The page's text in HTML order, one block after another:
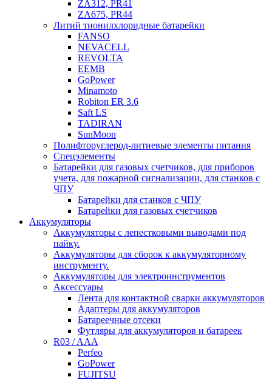
ZA312, PR41
ZA675, PR44
Литий тионилхлоридные батарейки
FANSO
NEVACELL
REVOLTA
EEMB
GoPower
Minamoto
Robiton ER 3.6
Saft LS
TADIRAN
SunMoon
Полифторуглерод-литиевые элементы питания
Спецэлементы
Батарейки для газовых счетчиков, для приборов
учета, для пожарной сигнализации, для станков с
ЧПУ
Батарейки для станков с ЧПУ
Батарейки для газовых счетчиков
Аккумуляторы
Аккумуляторы с лепестковыми выводами под
пайку.
Аккумуляторы для сборок к аккумуляторному
инструменту.
Аккумуляторы для электроинструментов
Аксессуары
Лента для контактной сварки аккумуляторов
Адаптеры для аккумуляторов
Батареечные отсеки
Футляры для аккумуляторов и батареек
R03 / AAA
Perfeo
GoPower
FUJITSU